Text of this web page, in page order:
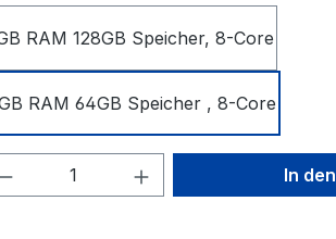
RAM 128GB Speicher, 8-Core
RAM 64GB Speicher , 8-Core
Anzahl: Gib den
In